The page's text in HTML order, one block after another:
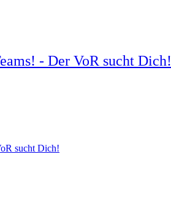
- Der VoR sucht Dich!
sucht Dich!